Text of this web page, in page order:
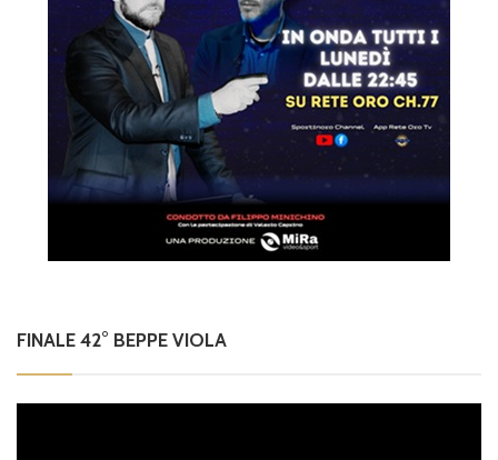
FINALE 42° BEPPE VIOLA